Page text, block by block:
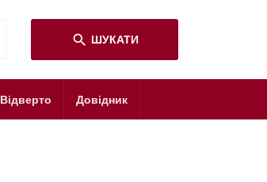
search ШУКАТИ
Відверто Довідник